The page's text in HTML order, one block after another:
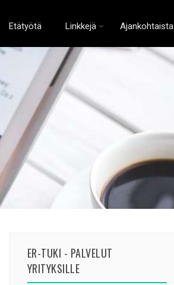
Etätyötä Linkkejä Ajankohtaista
ER-TUKI - PALVELUT
YRITYKSILLE